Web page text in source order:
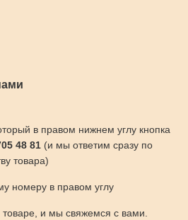
в правом нижнем углу кнопка
48 81(и мы ответим сразу по
товара)
номеру в правом углу
и мы свяжемся с вами.